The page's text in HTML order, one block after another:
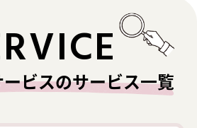
ビスのサービス一覧